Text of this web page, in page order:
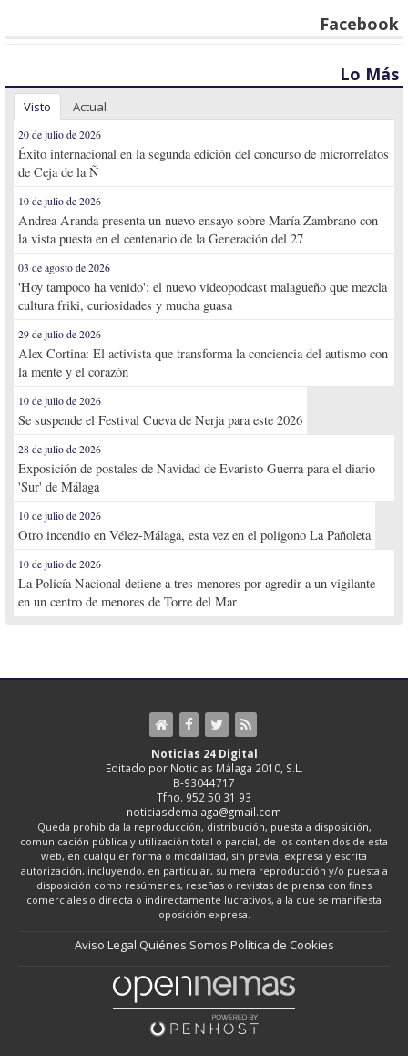
Facebook
Lo Más
Visto Actual
20 de julio de 2026
Éxito internacional en la segunda edición del concurso de microrrelatos
de Ceja de la Ñ
10 de julio de 2026
Andrea Aranda presenta un nuevo ensayo sobre María Zambrano con
la vista puesta en el centenario de la Generación del 27
03 de agosto de 2026
'Hoy tampoco ha venido': el nuevo videopodcast malagueño que mezcla
cultura friki, curiosidades y mucha guasa
29 de julio de 2026
Alex Cortina: El activista que transforma la conciencia del autismo con
la mente y el corazón
10 de julio de 2026
Se suspende el Festival Cueva de Nerja para este 2026
28 de julio de 2026
Exposición de postales de Navidad de Evaristo Guerra para el diario
'Sur' de Málaga
10 de julio de 2026
Otro incendio en Vélez-Málaga, esta vez en el polígono La Pañoleta
10 de julio de 2026
La Policía Nacional detiene a tres menores por agredir a un vigilante
en un centro de menores de Torre del Mar
Noticias 24 Digital
Editado por Noticias Málaga 2010, S.L.
B-93044717
Tfno. 952 50 31 93
noticiasdemalaga@gmail.com
Queda prohibida la reproducción, distribución, puesta a disposición,
comunicación pública y utilización total o parcial, de los contenidos de esta
web, en cualquier forma o modalidad, sin previa, expresa y escrita
autorización, incluyendo, en particular, su mera reproducción y/o puesta a
disposición como resúmenes, reseñas o revistas de prensa con fines
comerciales o directa o indirectamente lucrativos, a la que se manifiesta
oposición expresa.
Aviso Legal Quiénes Somos Política de Cookies